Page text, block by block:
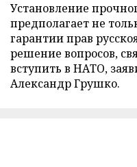
Установление
предполагает не
гарантии прав
решение вопросов,
вступить в НАТО,
Александр Грушко.